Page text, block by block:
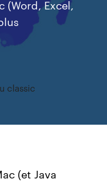
(Word, Excel,
classic
(et Java